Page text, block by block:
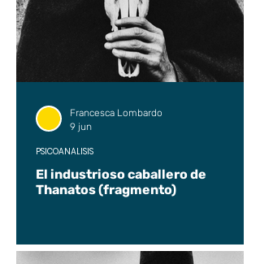
El industrioso caballero de
Thanatos (fragmento)
PSICOANÁLISIS
Francesca Lombardo
9 jun